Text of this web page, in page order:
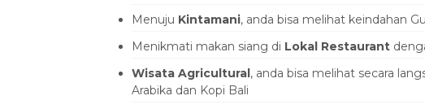
Menuju Kintamani, anda bisa melihat keindahan
Menikmati makan siang di Lokal Restaurant
Wisata Agricultural , anda bisa melihat secara
Arabika dan Kopi Bali